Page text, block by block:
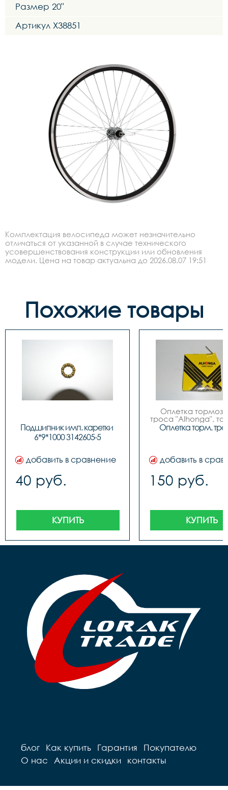
Размер 20"
Артикул Х38851
Комплектация велосипеда может незначительно
отличаться от указанной в случае технического
усовершенствования конструкции или обновления
модели. Цена на товар актуальна до 2026.08.07 19:51
Похожие товары
Подшипник имп. каретки
6*9*1000 3142605-5
добавить в сравнение
40 руб.
КУПИТЬ
Оплетка
троса "Alhonga",
5мм, витое
черный,  цена за
Оплетка торм.
добавить в
150 руб.
КУПИТЬ
блог Как купить Гарантия
Покупателю
О нас
Акции и скидки контакты